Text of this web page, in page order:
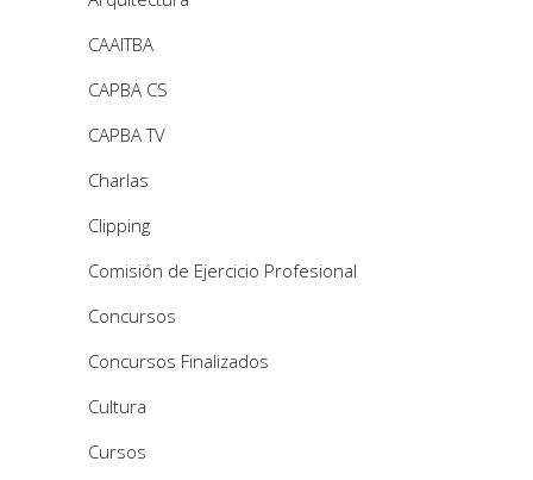
CAAITBA
CAPBA CS
CAPBA TV
Charlas
Clipping
Comisión de Ejercicio Profesional
Concursos
Concursos Finalizados
Cultura
Cursos